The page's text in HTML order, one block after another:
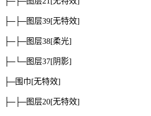
├─├─图层39[无特效]
├─├─图层38[柔光]
├─└─图层37[阴影]
├─围巾[无特效]
├─├─图层20[无特效]